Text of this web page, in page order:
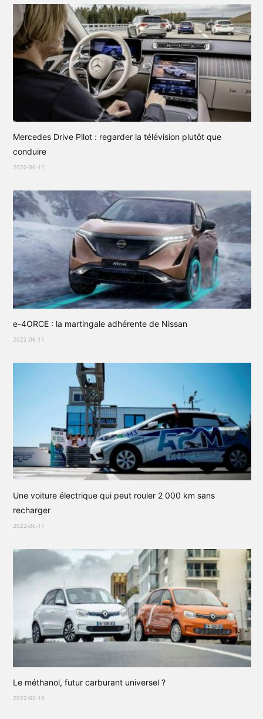
Mercedes Drive Pilot : regarder la télévision plutôt que
conduire
2022-06-11
e-4ORCE : la martingale adhérente de Nissan
2022-06-11
Une voiture électrique qui peut rouler 2 000 km sans
recharger
2022-06-11
Le méthanol, futur carburant universel ?
2022-02-10